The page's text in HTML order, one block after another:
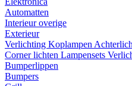
Automatten
Interieur overige
Exterieur
Verlichting Koplampen
Corner lichten Lampensets
Bumperlippen
Bumpers